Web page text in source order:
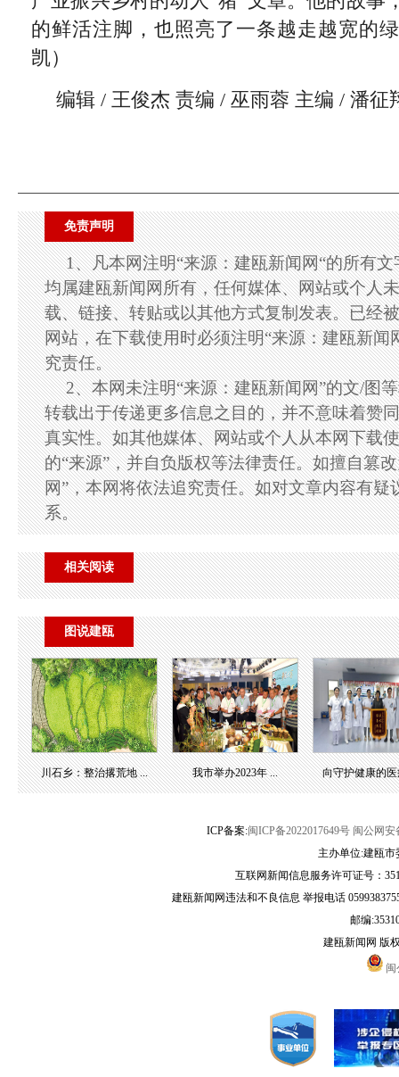
的鲜活注脚，也照亮了一条越走越宽的
凯）
编辑 / 王俊杰 责编 / 巫雨蓉 主编 / 潘征
免责声明
1、凡本网注明“来源：建瓯新闻网“的所有
均属建瓯新闻网所有，任何媒体、网站或个人
载、链接、转贴或以其他方式复制发表。已经
网站，在下载使用时必须注明“来源：建瓯新闻
究责任。
2、本网未注明“来源：建瓯新闻网”的文/图
转载出于传递更多信息之目的，并不意味着赞
真实性。如其他媒体、网站或个人从本网下载
的“来源”，并自负版权等法律责任。如擅自篡
网”，本网将依法追究责任。如对文章内容有疑
系。
相关阅读
图说建瓯
川石乡：整治撂荒地 ... 我市举办2023年 ... 向守护健康的医
ICP备案:闽ICP备2022017649号 闽公网安
主办单位:建瓯
互联网新闻信息服务许可证号：
建瓯新闻网违法和不良信息 举报电话
邮编
建瓯新闻网 版
闽